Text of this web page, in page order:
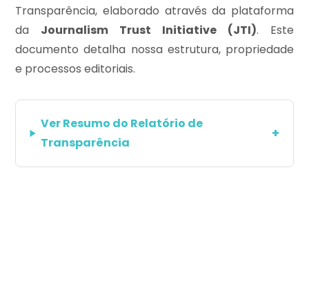
Transparência, elaborado através da plataforma
da Journalism Trust Initiative (JTI). Este
documento detalha nossa estrutura, propriedade
e processos editoriais.
Ver Resumo do Relatório de
Transparência
+